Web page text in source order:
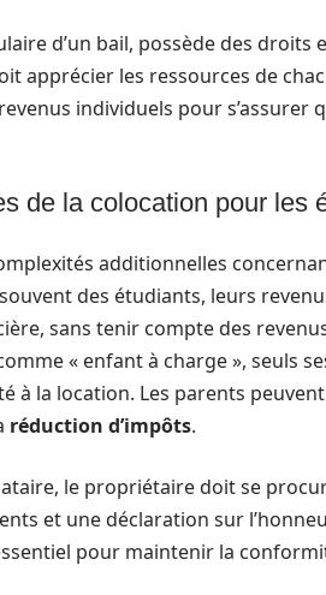
d’un bail, possède des
apprécier les ressources de
individuels pour s’assurer
de la colocation pour les
additionnelles
des étudiants, leurs
sans tenir compte des
« enfant à charge », seuls
à la location. Les parents
réduction d’impôts.
le propriétaire doit se
et une déclaration sur
pour maintenir la